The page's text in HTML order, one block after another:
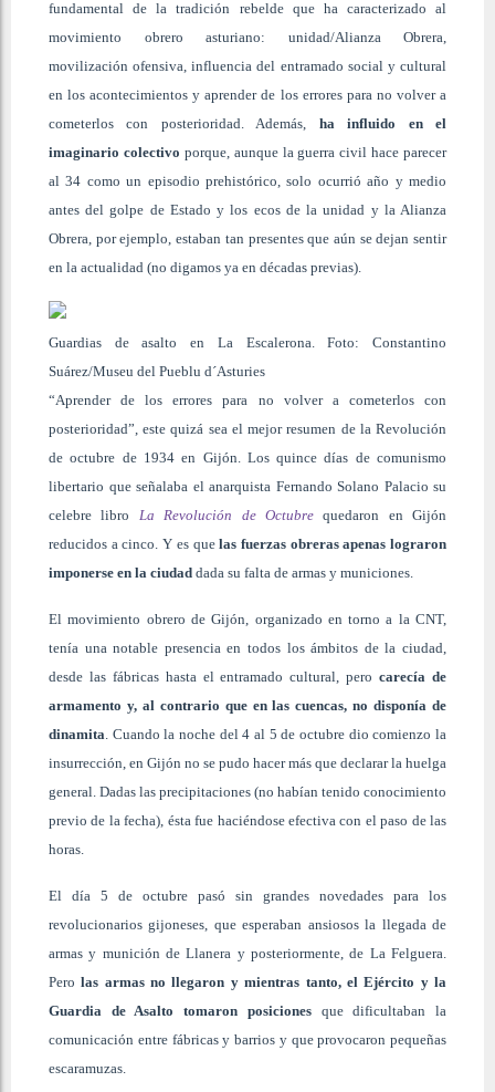
fundamental de la tradición rebelde que ha caracterizado al
movimiento obrero asturiano: unidad/Alianza Obrera,
movilización ofensiva, influencia del entramado social y cultural
en los acontecimientos y aprender de los errores para no volver a
cometerlos con posterioridad. Además, ha influido en el
imaginario colectivo porque, aunque la guerra civil hace parecer
al 34 como un episodio prehistórico, solo ocurrió año y medio
antes del golpe de Estado y los ecos de la unidad y la Alianza
Obrera, por ejemplo, estaban tan presentes que aún se dejan sentir
en la actualidad (no digamos ya en décadas previas).
Guardias de asalto en La Escalerona. Foto: Constantino
Suárez/Museu del Pueblu d´Asturies
“Aprender de los errores para no volver a cometerlos con
posterioridad”, este quizá sea el mejor resumen de la Revolución
de octubre de 1934 en Gijón. Los quince días de comunismo
libertario que señalaba el anarquista Fernando Solano Palacio su
celebre libro La Revolución de Octubre quedaron en Gijón
reducidos a cinco. Y es quelas fuerzas obreras apenas lograron
imponerse en la ciudad dada su falta de armas y municiones.
El movimiento obrero de Gijón, organizado en torno a la CNT,
tenía una notable presencia en todos los ámbitos de la ciudad,
desde las fábricas hasta el entramado cultural, perocarecía de
armamento y, al contrario que en las cuencas, no disponía de
dinamita. Cuando la noche del 4 al 5 de octubre dio comienzo la
insurrección, en Gijón no se pudo hacer más que declarar la huelga
general. Dadas las precipitaciones (no habían tenido conocimiento
previo de la fecha), ésta fue haciéndose efectiva con el paso de las
horas.
El día 5 de octubre pasó sin grandes novedades para los
revolucionarios gijoneses, que esperaban ansiosos la llegada de
armas y munición de Llanera y posteriormente, de La Felguera.
Pero las armas no llegaron y mientras tanto, el Ejército y la
Guardia de Asalto tomaron posicionesque dificultaban la
comunicación entre fábricas y barrios y que provocaron pequeñas
escaramuzas.